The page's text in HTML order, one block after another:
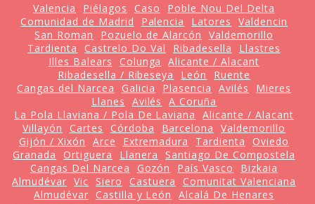
Valencia Piélagos Caso
Poble Nou Del Delta
Comunidad de Madrid
Palencia Latores
Valdencin
San Roman
Pozuelo de Alarcón
Valdemorillo
Tardienta
Castrelo Do Val Ribadesella
Llastres
Illes Balears
Colunga
Alicante / Alacant
Ribadesella / Ribeseya
León
Ruente
Cangas del Narcea
Galicia Plasencia Avilés
Mieres
Llanes
Avilés
A Coruña
La Pola Llaviana / Pola De Laviana
Alicante / Alacant
Villayón
Cartes Córdoba Barcelona
Valdemorillo
Gijón / Xixón
Arce Extremadura Tardienta
Oviedo
Granada
Ortiguera Llanera
Santiago De Compostela
Cangas Del Narcea
Gozón País Vasco
Bizkaia
Almudévar Vic Siero Castuera
Comunitat Valenciana
Almudévar
Castilla y León
Alcalá De Henares